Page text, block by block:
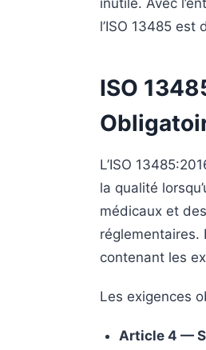
inutile. Avec
l’ISO 13485
ISO
L’ISO
la qualité
médicaux et
réglementaires.
contenant les
Les exigences
Article 4 —